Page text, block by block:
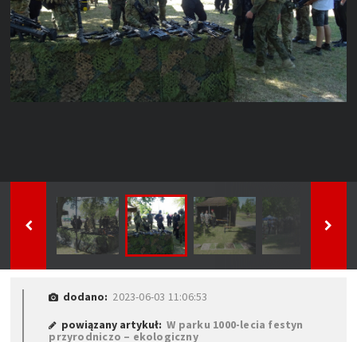
dodano: 2023-06-03 11:06:53
powiązany artykuł:W parku 1000-lecia festyn
przyrodniczo – ekologiczny